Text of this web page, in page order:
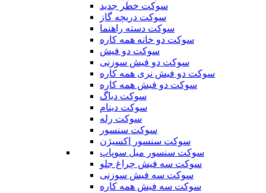
سوکت خطر جدید
سوکت دریچه گاز
سوکت دسته راهنما
سوکت دو خانه همه کاره
سوکت دو فیش
سوکت دو فیش سوزنی
سوکت دو فیش نری همه کاره
سوکت دو فیش همه کاره
سوکت دیاگ
سوکت دینام
سوکت رله
سوکت سنسور
سوکت سنسور اکسیژن
سوکت سنسور میل سوپاپ
سوکت سه فیش چراغ جلو
سوکت سه فیش سوزنی
سوکت سه فیش همه کاره